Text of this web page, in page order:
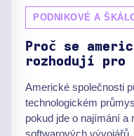
PODNIKOVÉ A
Proč se
rozhodují pro
Americké společnosti
technologickém
pokud jde o najímání a
softwarových